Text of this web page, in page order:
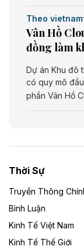
Theo
Vân Hồ
đồng làm
Dự án Khu đô
có quy mô
phần Vân Hồ
Dự án Nhà
Công ty TNHH
Theo
Đức Long
Thời Sự
Truyền Thông
Bình Luận
Kinh Tế Việt Nam
Kinh Tế Thế Giới